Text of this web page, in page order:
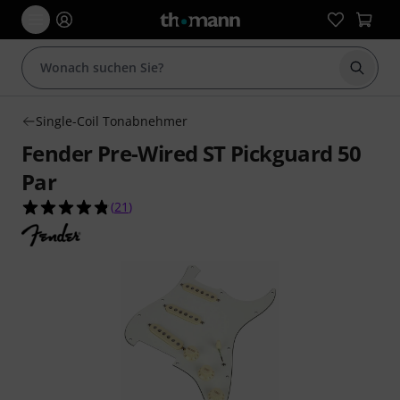
Suche
Single-Coil Tonabnehmer
Fender Pre-Wired ST Pickguard 50
Par
4.8 von 5 Sternen aus 21 Kundenbewertungen
(21 )